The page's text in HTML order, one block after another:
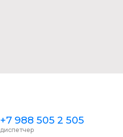
+7 988 505 2 505
диспетчер